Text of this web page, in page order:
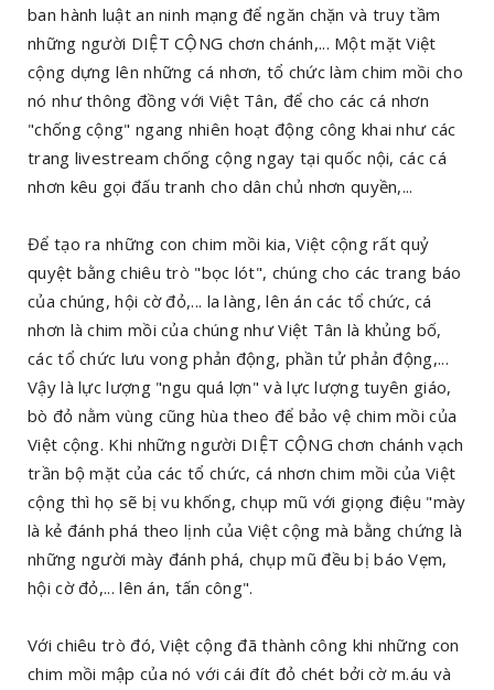
ban hành luật an ninh mạng để ngăn chặn và truy tầm
những người DIỆT CỘNG chơn chánh,... Một mặt Việt
cộng dựng lên những cá nhơn, tổ chức làm chim mồi cho
nó như thông đồng với Việt Tân, để cho các cá nhơn
"chống cộng" ngang nhiên hoạt động công khai như các
trang livestream chống cộng ngay tại quốc nội, các cá
nhơn kêu gọi đấu tranh cho dân chủ nhơn quyền,...
Để tạo ra những con chim mồi kia, Việt cộng rất quỷ
quyệt bằng chiêu trò "bọc lót", chúng cho các trang báo
của chúng, hội cờ đỏ,... la làng, lên án các tổ chức, cá
nhơn là chim mồi của chúng như Việt Tân là khủng bố,
các tổ chức lưu vong phản động, phần tử phản động,...
Vậy là lực lượng "ngu quá lợn" và lực lượng tuyên giáo,
bò đỏ nằm vùng cũng hùa theo để bảo vệ chim mồi của
Việt cộng. Khi những người DIỆT CỘNG chơn chánh vạch
trần bộ mặt của các tổ chức, cá nhơn chim mồi của Việt
cộng thì họ sẽ bị vu khống, chụp mũ với giọng điệu "mày
là kẻ đánh phá theo lịnh của Việt cộng mà bằng chứng là
những người mày đánh phá, chụp mũ đều bị báo Vẹm,
hội cờ đỏ,... lên án, tấn công".
Với chiêu trò đó, Việt cộng đã thành công khi những con
chim mồi mập của nó với cái đít đỏ chét bởi cờ m.áu và